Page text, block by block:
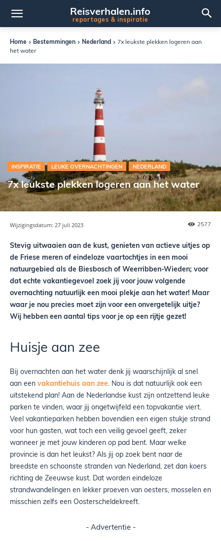
Reisverhalen.info
reportages & inspiratie
Home Bestemmingen Nederland
7x leukste plekken logeren aan
het water
INSPIRATIE LEUKE OVERNACHTINGEN NEDERLAND
7x leukste plekken logeren aan het water
Wijzigingsdatum: 27 juli 2023 2577
Stevig uitwaaien aan de kust, genieten van actieve uitjes op
de Friese meren of eindeloze vaartochtjes in een mooi
natuurgebied als de Biesbosch of Weerribben-Wieden; voor
dat echte vakantiegevoel zoek jij voor jouw volgende
overnachting natuurlijk een mooi plekje aan het water! Maar
waar je nou precies moet zijn voor een onvergetelijk uitje?
Wij hebben een aantal tips voor je op een rijtje gezet!
Huisje aan zee
Bij overnachten aan het water denk jij waarschijnlijk al snel
aan een vakantiehuis aan zee. Nou is dat natuurlijk ook een
uitstekend plan! Aan de Nederlandse kust zijn ontzettend leuke
parken te vinden, waar jij ongetwijfeld een topvakantie viert.
Veel vakantieparken hebben bovendien een eigen stukje strand
voor hun gasten, wat toch een veilig gevoel geeft, zeker
wanneer je met jouw kinderen op pad bent. Maar welke
provincie is dan het leukst? Als jij op zoek bent naar de
breedste en schoonste stranden van Nederland, zet dan koers
richting de Zeeuwse kust. Dat worden eindeloze
strandwandelingen en lekker proeven van oesters, mosselen en
misschien zelfs een Oosterscheldekreeft.
- Advertentie -